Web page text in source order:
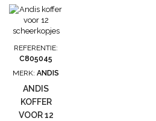
REFERENTIE:
C805045
MERK:ANDIS
ANDIS
KOFFER
VOOR 12